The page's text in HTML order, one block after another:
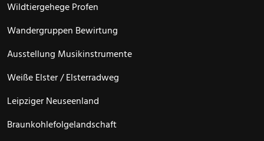
Wildtiergehege Profen
Wandergruppen Bewirtung
Ausstellung Musikinstrumente
Weiße Elster / Elsterradweg
Leipziger Neuseenland
Braunkohlefolgelandschaft